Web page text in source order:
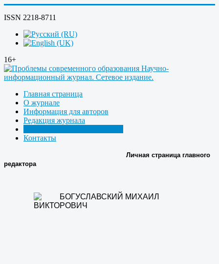
ISSN 2218-8711
16+
Главная страница
О журнале
Информация для авторов
Редакция журнала
Контакты
Личная страница главного
редактора